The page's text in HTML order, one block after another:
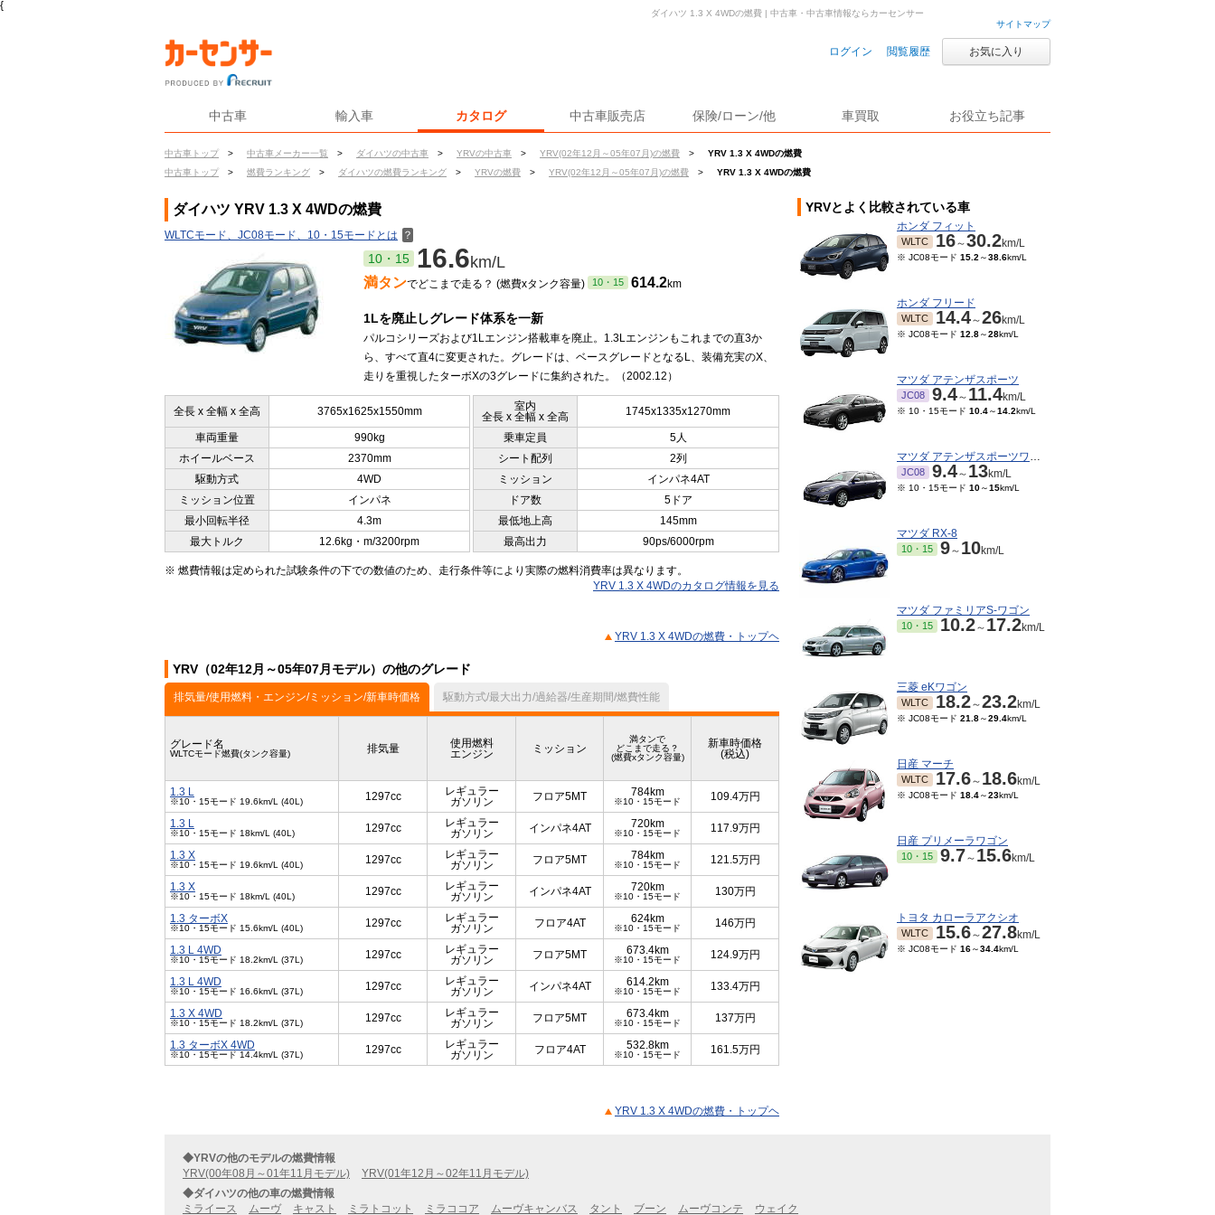
{
サイトマップ
ログイン 閲覧履歴 お気に入り
中古車 輸入車 カタログ 中古車販売店 保険/ローン/他 車買取 お役立ち記事
中古車トップ > 中古車メーカー一覧 > ダイハツの中古車 > YRVの中古車 > YRV(02年12月～05年07月)の燃費 >
YRV 1.3 X 4WDの燃費
中古車トップ
> 燃費ランキング > ダイハツの燃費ランキング > YRVの燃費 > YRV(02年12月～05年07月)の燃費 > YRV 1.3 X 4WDの燃費
ダイハツ 1.3 X 4WDの燃費 | 中古車・中古車情報ならカーセンサー
ダイハツ YRV 1.3 X 4WDの燃費
WLTCモード、JC08モード、10・15モードとは ？
10・15 16.6km/L
満タンでどこまで走る？ (燃費xタンク容量) 10・15 614.2km
1Lを廃止しグレード体系を一新
パルコシリーズおよび1Lエンジン搭載車を廃止。1.3Lエンジンもこれまでの直3か
ら、すべて直4に変更された。グレードは、ベースグレードとなるL、装備充実のX、
走りを重視したターボXの3グレードに集約された。（2002.12）
全長 x 全幅 x 全高 3765x1625x1550mm
室内
全長 x 全幅 x 全高
1745x1335x1270mm
車両重量 990kg 乗車定員
5人
ホイールベース
2370mm シート配列
2列
駆動方式
4WD ミッション
インパネ4AT
ミッション位置
インパネ ドア数
5ドア
最小回転半径
4.3m 最低地上高
145mm
最大トルク
12.6kg・m/3200rpm 最高出力 90ps/6000rpm
※ 燃費情報は定められた試験条件の下での数値のため、走行条件等により実際の燃料消費率は異なります。
YRV 1.3 X 4WDのカタログ情報を見る
YRV 1.3 X 4WDの燃費・トップヘ
YRV（02年12月～05年07月モデル）の他のグレード
排気量/使用燃料・エンジン/ミッション/新車時価格 駆動方式/最大出力/過給器/生産期間/燃費性能
グレード名
WLTCモード燃費(タンク容量) 排気量
使用燃料
エンジン
ミッション
満タンで
どこまで走る？
(燃費xタンク容量)
新車時価格
(税込)
1.3 L
※10・15モード 19.6km/L (40L) 1297cc
レギュラー
ガソリン
フロア5MT 784km
※10・15モード 109.4万円
1.3 L
※10・15モード 18km/L (40L) 1297cc
レギュラー
ガソリン
インパネ4AT 720km
※10・15モード 117.9万円
1.3 X
※10・15モード 19.6km/L (40L) 1297cc
レギュラー
ガソリン
フロア5MT 784km
※10・15モード 121.5万円
1.3 X
※10・15モード 18km/L (40L) 1297cc
レギュラー
ガソリン
インパネ4AT 720km
※10・15モード 130万円
1.3 ターボX
※10・15モード 15.6km/L (40L) 1297cc
レギュラー
ガソリン
フロア4AT 624km
※10・15モード 146万円
1.3 L 4WD
※10・15モード 18.2km/L (37L) 1297cc
レギュラー
ガソリン
フロア5MT 673.4km
※10・15モード 124.9万円
1.3 L 4WD
※10・15モード 16.6km/L (37L) 1297cc
レギュラー
ガソリン
インパネ4AT 614.2km
※10・15モード 133.4万円
1.3 X 4WD
※10・15モード 18.2km/L (37L) 1297cc
レギュラー
ガソリン
フロア5MT 673.4km
※10・15モード 137万円
1.3 ターボX 4WD
※10・15モード 14.4km/L (37L) 1297cc
レギュラー
ガソリン
フロア4AT 532.8km
※10・15モード 161.5万円
YRV 1.3 X 4WDの燃費・トップヘ
YRVとよく比較されている車
ホンダ フィット
WLTC 16～30.2km/L
※ JC08モード 15.2 ～38.6km/L
ホンダ フリード
WLTC 14.4～26km/L
※ JC08モード 12.8～28km/L
マツダ アテンザスポーツ
JC08 9.4～ 11.4km/L
※ 10・15モード 10.4～14.2km/L
マツダ アテンザスポーツワゴン
JC08 9.4～ 13km/L
※ 10・15モード 10～15km/L
マツダ RX-8
10・15 9～ 10km/L
マツダ ファミリアS-ワゴン
10・15 10.2～ 17.2km/L
三菱 eKワゴン
WLTC 18.2～23.2km/L
※ JC08モード 21.8～29.4km/L
日産 マーチ
WLTC 17.6～ 18.6km/L
※ JC08モード 18.4～23km/L
日産 プリメーラワゴン
10・15 9.7～ 15.6km/L
トヨタ カローラアクシオ
WLTC 15.6～27.8km/L
※ JC08モード 16～34.4km/L
◆YRVの他のモデルの燃費情報
YRV(00年08月～01年11月モデル)
YRV(01年12月～02年11月モデル)
◆ダイハツの他の車の燃費情報
ミライース
ムーヴ キャスト ミラトコット ミラココア ムーヴキャンバス タント ブーン ムーヴコンテ ウェイク